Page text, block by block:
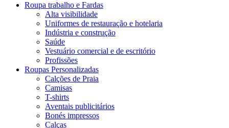
Roupa trabalho e Fardas
Alta visibilidade
Uniformes de restauração e hotelaria
Indústria e construção
Saúde
Vestuário comercial e de escritório
Profissões
Roupas Personalizadas
Calções de Praia
Camisas
T-shirts
Aventais publicitários
Bonés impressos
Calças